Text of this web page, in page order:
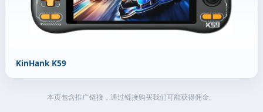
KinHank K59
本页包含推广链接，通过链接购买我们可能获得佣金。